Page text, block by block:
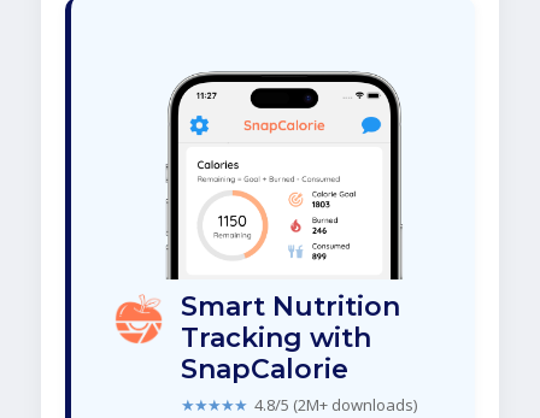
Smart Nutrition
Tracking with
SnapCalorie
★★★★★ 4.8/5 (2M+ downloads)